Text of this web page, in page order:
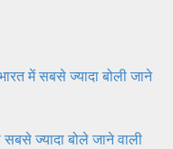
में सबसे ज्यादा बोली जाने
सबसे ज्यादा बोले जाने वाली